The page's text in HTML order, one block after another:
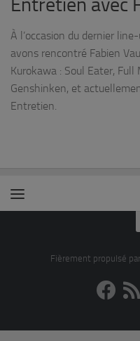
Entretien avec
À l’occasion du dernier
avons rencontré Fabien
Kurokawa : Soul Eater,
Genshinken, et
Entretien.
Fièrement propulsé par